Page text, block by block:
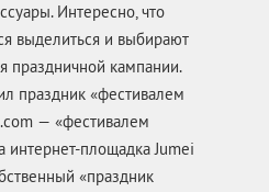
Интересно, что
выделиться и выбирают
праздничной кампании.
праздник «фестивалем
— «фестивалем
интернет-площадка Jumei
«праздник